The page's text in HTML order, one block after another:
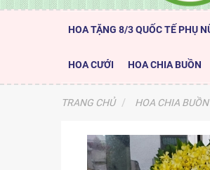
HOA TẶNG 8/3 QUỐC TẾ PHỤ
HOA CƯỚI HOA CHIA BUỒN
TRANG CHỦ HOA CHIA BUỒN